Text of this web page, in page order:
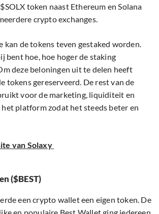
token naast Ethereum en Solana
crypto exchanges.
kan de tokens teven gestaked worden.
bent hoe, hoe hoger de staking
deze beloningen uit te delen heeft
tokens gereserveerd. De rest van de
voor de marketing, liquiditeit en
platform zodat het steeds beter en
van Solaxy
($BEST)
een crypto wallet een eigen token. De